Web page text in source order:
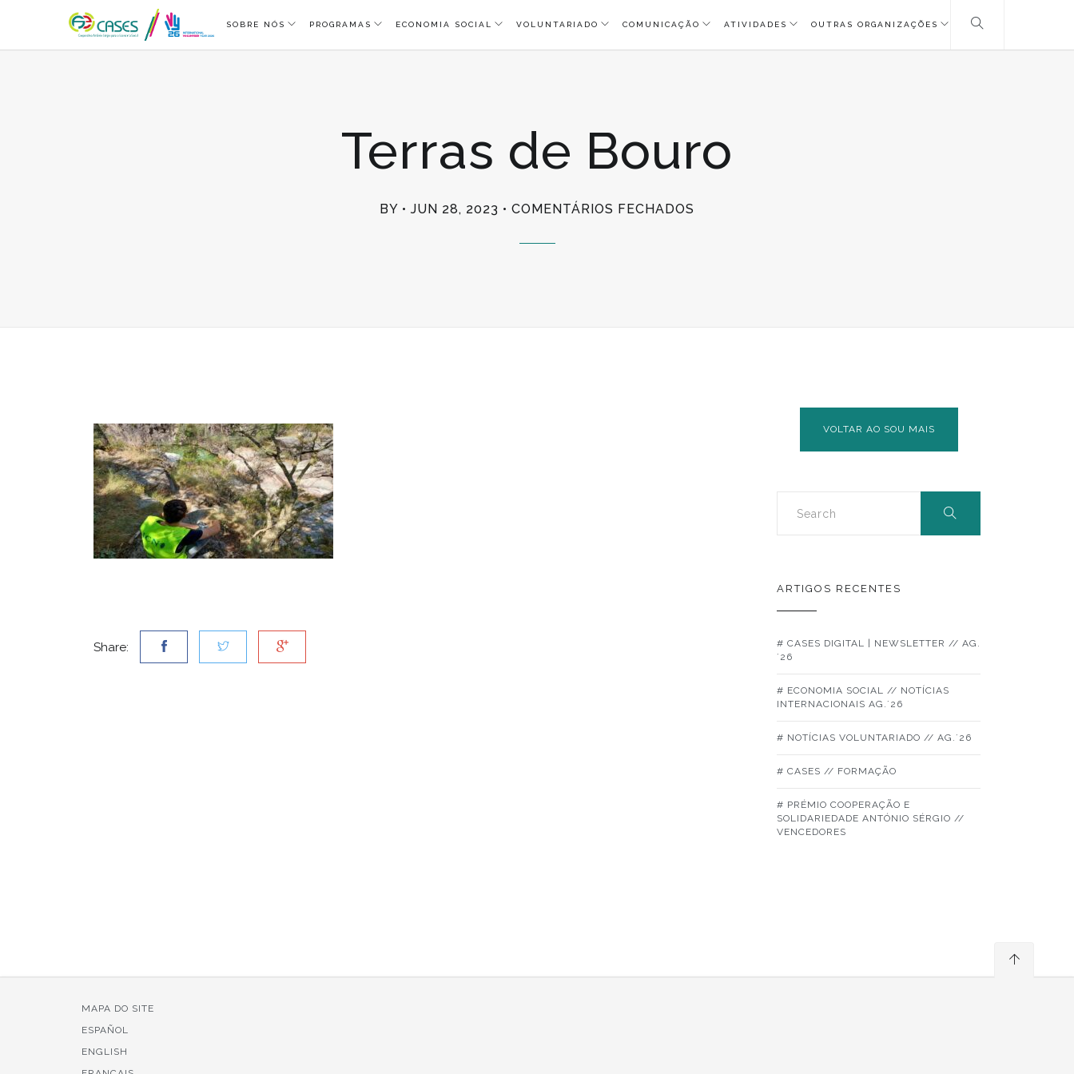
SOBRE NÓS PROGRAMAS ECONOMIA SOCIAL VOLUNTARIADO COMUNICAÇÃO ATIVIDADES OUTRAS ORGANIZAÇÕES
Terras de Bouro
BY JUN 28, 2023 COMENTÁRIOS FECHADOS
Share:
VOLTAR AO SOU MAIS
ARTIGOS RECENTES
# CASES DIGITAL | NEWSLETTER // AG.
´26
# ECONOMIA SOCIAL // NOTÍCIAS
INTERNACIONAIS AG.´26
# NOTÍCIAS VOLUNTARIADO // AG.´26
# CASES // FORMAÇÃO
# PRÉMIO COOPERAÇÃO E
SOLIDARIEDADE ANTÓNIO SÉRGIO //
VENCEDORES
MAPA DO SITE
ESPAÑOL
ENGLISH